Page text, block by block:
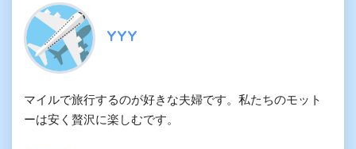
YYY
マイルで旅行するのが好きな夫婦です。私たちのモット
ーは安く贅沢に楽しむです。